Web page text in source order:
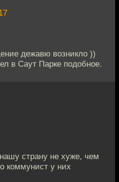
дежавю возникло ))
в Саут Парке подобное.
страну не хуже, чем
коммунист у них